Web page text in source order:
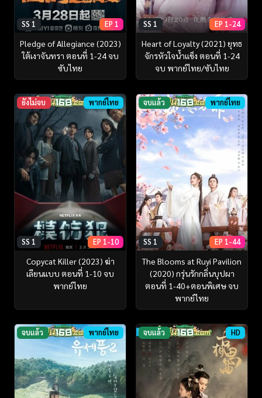
SS 1 EP 1
Pledge of Allegiance (2023)
ใต้เงาจันทรา ตอนที่ 1-24 จบ
ซับไทย
SS 1 EP 1-24
Heart of Loyalty (2021) ยุทธ
จักรหัวใจน้ำแข็ง ตอนที่ 1-24
จบ พากย์ไทย/ซับไทย
ยังไม่จบ พากย์ไทย
SS 1 EP 1-10
Copycat Killer (2023) ฆ่า
เลียนแบบ ตอนที่ 1-10 จบ
พากย์ไทย
จบแล้ว พากย์ไทย
SS 1 EP 1-44
The Blooms at Ruyi Pavilion
(2020) กรุ่นรักกลิ่นบุปผา
ตอนที่ 1-40+ตอนพิเศษ จบ
พากย์ไทย
จบแล้ว พากย์ไทย จบแล้ว HD